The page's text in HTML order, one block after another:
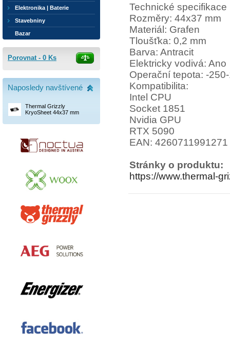
Technické specifikace
Rozměry: 44x37 mm
Materiál: Grafen
Tloušťka: 0,2 mm
Barva: Antracit
Elektricky vodivá: Ano
Operační tepota: -
Kompatibilita:
Intel CPU
Socket 1851
Nvidia GPU
RTX 5090
EAN: 4260711991271
Stránky o produktu:
https://www.thermal-
Elektronika | Baterie
Stavebniny
Bazar
Porovnat - 0 Ks
Naposledy navštívené
Thermal Grizzly
KryoSheet 44x37 mm